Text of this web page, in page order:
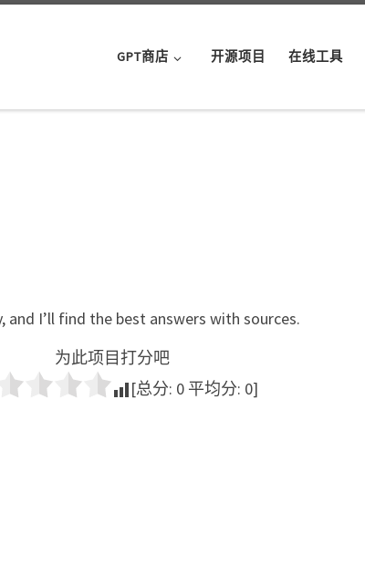
GPT商店 开源项目 在线工具
and I’ll find the best answers with sources.
为此项目打分吧
[总分: 0 平均分: 0]